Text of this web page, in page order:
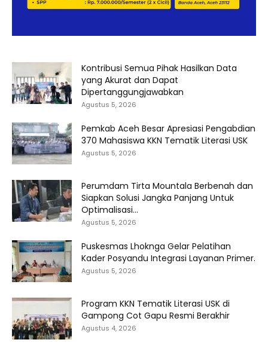
Kontribusi Semua Pihak Hasilkan Data
yang Akurat dan Dapat
Dipertanggungjawabkan
Agustus 5, 2026
Pemkab Aceh Besar Apresiasi Pengabdian
370 Mahasiswa KKN Tematik Literasi USK
Agustus 5, 2026
Perumdam Tirta Mountala Berbenah dan
Siapkan Solusi Jangka Panjang Untuk
Optimalisasi...
Agustus 5, 2026
Puskesmas Lhoknga Gelar Pelatihan
Kader Posyandu Integrasi Layanan Primer.
Agustus 5, 2026
Program KKN Tematik Literasi USK di
Gampong Cot Gapu Resmi Berakhir
Agustus 4, 2026